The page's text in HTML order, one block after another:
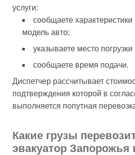
услуги:
сообщаете характеристики
модель авто;
указываете место
сообщаете время подачи.
Диспетчер рассчитывает
подтверждения которой в
выполняется попутная
Какие грузы
эвакуатор Запорожья